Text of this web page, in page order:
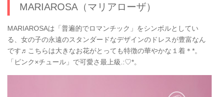
MARIAROSA（マリアローザ）
MARIAROSAは「普遍的でロマンチック」をシンボルとしてい
る、女の子の永遠のスタンダードなデザインのドレスが豊富なん
です♬こちらは大きなお花がとっても特徴の華やかな１着＊*。
「ピンク×チュール」で可愛さ最上級.:♡*。